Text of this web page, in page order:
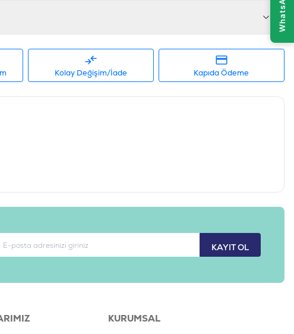
Kolay Değişim/İade Kapıda Ödeme
KAYIT OL
KURUMSAL